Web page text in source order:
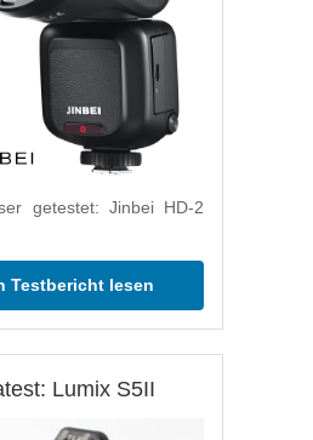
getestet: Jinbei HD-2
Testbericht lesen
Lumix S5II